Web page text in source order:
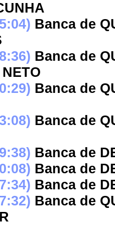
Banca de
Banca de
Banca de
Banca de
Banca de
Banca de
Banca de
Banca de